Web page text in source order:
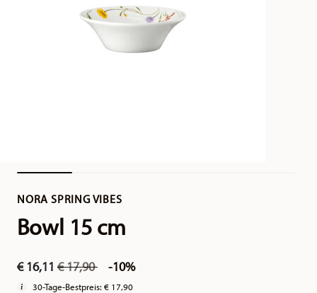
NORA SPRING VIBES
Bowl 15 cm
€ 16,11 Price reduced from
€ 17,90to -10%
30-Tage-Bestpreis:€ 17,90